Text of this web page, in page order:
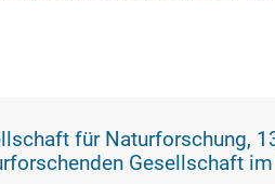
1333 - Vorbereitung der Vortragsreihe der
Gesellschaft